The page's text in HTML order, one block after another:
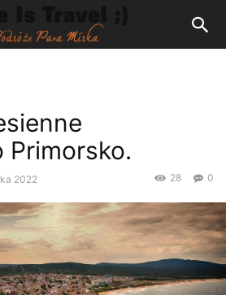
Primorsko.
2022 0
28